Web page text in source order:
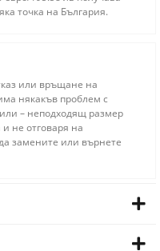
точка на България.
или връщане на
някакъв проблем с
– неподходящ размер
не отговаря на
замените или върнете